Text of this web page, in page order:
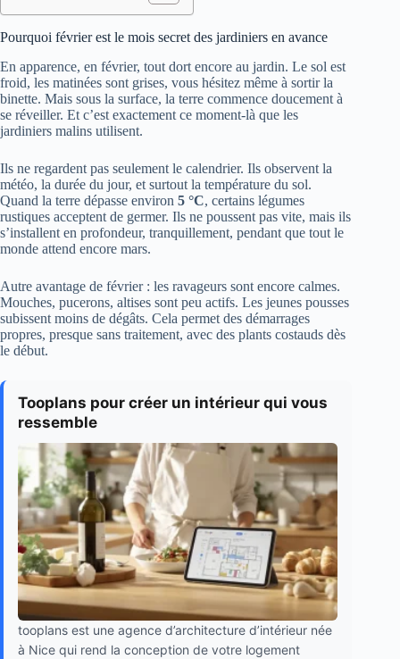
Pourquoi février est le mois secret des jardiniers en avance
En apparence, en février, tout dort encore au jardin. Le sol est
froid, les matinées sont grises, vous hésitez même à sortir la
binette. Mais sous la surface, la terre commence doucement à
se réveiller. Et c’est exactement ce moment-là que les
jardiniers malins utilisent.
Ils ne regardent pas seulement le calendrier. Ils observent la
météo, la durée du jour, et surtout la température du sol.
Quand la terre dépasse environ 5 °C, certains légumes
rustiques acceptent de germer. Ils ne poussent pas vite, mais ils
s’installent en profondeur, tranquillement, pendant que tout le
monde attend encore mars.
Autre avantage de février : les ravageurs sont encore calmes.
Mouches, pucerons, altises sont peu actifs. Les jeunes pousses
subissent moins de dégâts. Cela permet des démarrages
propres, presque sans traitement, avec des plants costauds dès
le début.
Tooplans pour créer un intérieur qui vous
ressemble
tooplans est une agence d’architecture d’intérieur née
à Nice qui rend la conception de votre logement